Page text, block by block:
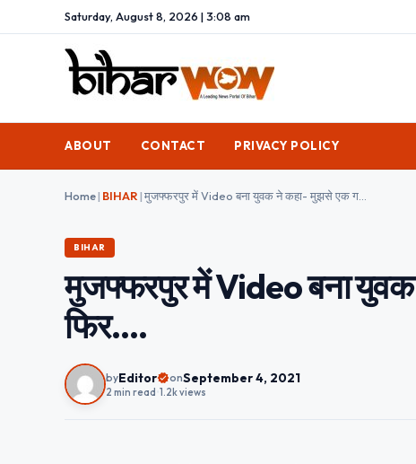
Saturday, August 8, 2026 | 3:08 am
ABOUT CONTACT PRIVACY POLICY
Home| BIHAR|
BIHAR
मुजफ्फरपुर में Video बना
फिर….
byEditor onSeptember 4, 2021
2 min read 1.2k views